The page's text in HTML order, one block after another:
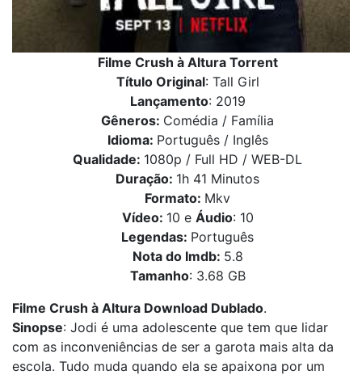
Filme Crush à Altura Torrent
Título Original: Tall Girl
Lançamento: 2019
Gêneros: Comédia / Família
Idioma: Português / Inglês
Qualidade: 1080p / Full HD / WEB-DL
Duração: 1h 41 Minutos
Formato: Mkv
Vídeo: 10 e Áudio: 10
Legendas: Português
Nota do Imdb: 5.8
Tamanho: 3.68 GB
Filme Crush à Altura Download Dublado.
Sinopse: Jodi é uma adolescente que tem que lidar
com as inconveniências de ser a garota mais alta da
escola. Tudo muda quando ela se apaixona por um